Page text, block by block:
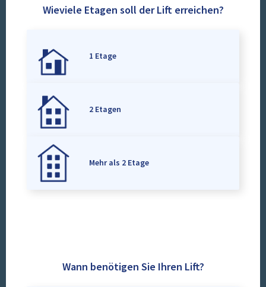
Wieviele Etagen soll der Lift erreichen?
1 Etage
2 Etagen
Mehr als 2 Etage
Wann benötigen Sie Ihren Lift?